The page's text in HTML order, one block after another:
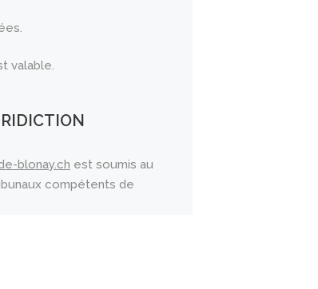
valable.
blonay.ch est soumis au
compétents de